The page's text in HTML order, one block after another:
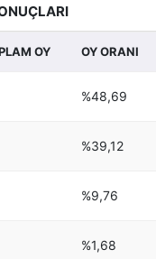
OY OY ORANI
%48,69
%39,12
%9,76
%1,68